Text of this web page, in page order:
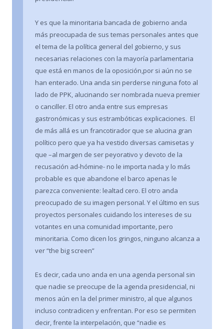
Y es que la minoritaria bancada de gobierno anda
más preocupada de sus temas personales antes que
el tema de la política general del gobierno, y sus
necesarias relaciones con la mayoría parlamentaria
que está en manos de la oposición,por si aún no se
han enterado. Una anda sin perderse ninguna foto al
lado de PPK, alucinando ser nombrada nueva premier
o canciller. El otro anda entre sus empresas
gastronómicas y sus estrambóticas explicaciones. El
de más allá es un francotirador que se alucina gran
político pero que ya ha vestido diversas camisetas y
que –al margen de ser peyorativo y devoto de la
recusación ad-hómine- no le importa nada y lo más
probable es que abandone el barco apenas le
parezca conveniente: lealtad cero. El otro anda
preocupado de su imagen personal. Y el último en sus
proyectos personales cuidando los intereses de su
votantes en una comunidad importante, pero
minoritaria. Como dicen los gringos, ninguno alcanza a
ver “the big screen”
Es decir, cada uno anda en una agenda personal sin
que nadie se preocupe de la agenda presidencial, ni
menos aún en la del primer ministro, al que algunos
incluso contradicen y enfrentan. Por eso se permiten
decir, frente la interpelación, que “nadie es